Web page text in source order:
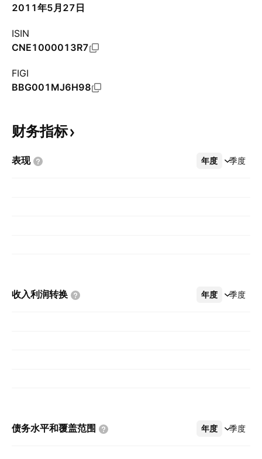
2011年5月27日
ISIN
CNE1000013R7
FIGI
BBG001MJ6H98
财务指标
表现 年度 季度
更多
收入利润转换 年度 季度
更多
债务水平和覆盖范围 年度 季度
更多